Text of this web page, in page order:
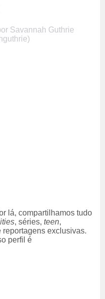
Savannah Guthrie
lá, compartilhamos tudo
, séries, teen,
reportagens exclusivas.
perfil é